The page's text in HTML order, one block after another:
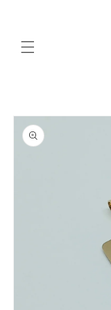
Skip to
product
information